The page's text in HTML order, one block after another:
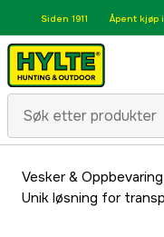
Siden 1911 Åpent kjøp
Vesker &
Unik løsning for